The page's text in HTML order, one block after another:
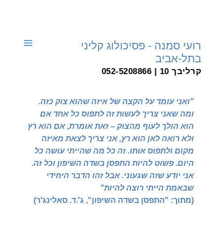
רועי סמנה - פסיכולוג קליני
בתל-אביב
קרליבך 10 | 052-5208866
"ואני עומד על הקצה של איזה שהוא צוק כזה.
ומה שאני צריך לעשות זה לתפוס כל אחד אם
הוא הולך לעוף מהצוק – זאת אומרת, אם הוא רץ
ולא רואה לאן הוא רץ, אני צריך לצאת מאיזה
מקום ולתפוס אותו. זה כל מה שהייתי עושה כל
היום. פשוט להיות התפסן בשדה השיפון וכל זה.
אני יודע שזה שגעוני. אבל זהו הדבר היחידי
שבאמת הייתי רוצה להיות"
(מתוך: "התפסן בשדה השיפון", ג'.ד. סאלינג'ר)